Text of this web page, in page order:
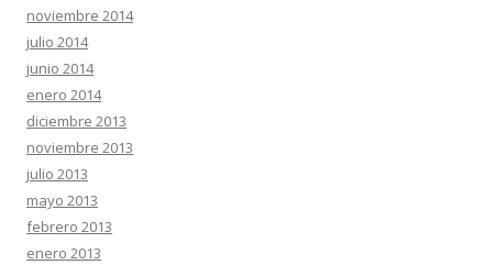
noviembre 2014
julio 2014
junio 2014
enero 2014
diciembre 2013
noviembre 2013
julio 2013
mayo 2013
febrero 2013
enero 2013